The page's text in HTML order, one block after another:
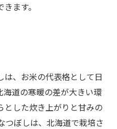
ます。
、お米の代表格として日
道の寒暖の差が大きい環
した炊き上がりと甘みの
つぼしは、北海道で栽培さ